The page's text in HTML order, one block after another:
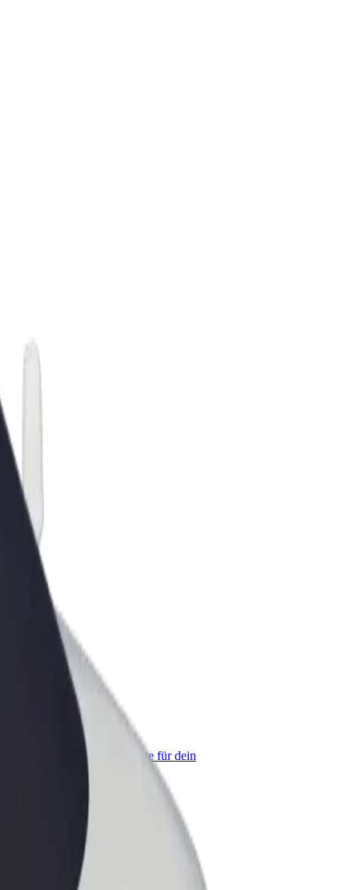
Bolt Produkte und Bolt Dienste für dein
Unternehmen optimiert